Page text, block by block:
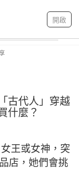
開啟
我的帳戶
古代人」穿越
什麼？
王或女神，突
店，她們會挑